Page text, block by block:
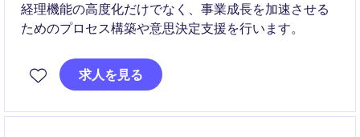
経理機能の高度化だけでなく、事業成長を加速させる
ためのプロセス構築や意思決定支援を行います。
求人を見る